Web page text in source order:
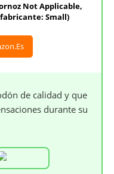
Not Applicable,
Small)
de calidad y que
durante su